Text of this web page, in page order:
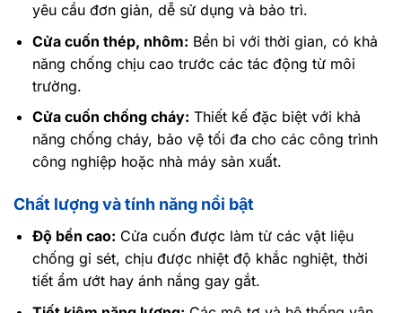
yêu cầu đơn giản, dễ sử dụng và bảo trì.
Cửa cuốn thép, nhôm: Bền bỉ với thời gian, có khả
năng chống chịu cao trước các tác động từ môi
trường.
Cửa cuốn chống cháy: Thiết kế đặc biệt với khả
năng chống cháy, bảo vệ tối đa cho các công trình
công nghiệp hoặc nhà máy sản xuất.
Chất lượng và tính năng nổi bật
Độ bền cao: Cửa cuốn được làm từ các vật liệu
chống gỉ sét, chịu được nhiệt độ khắc nghiệt, thời
tiết ẩm ướt hay ánh nắng gay gắt.